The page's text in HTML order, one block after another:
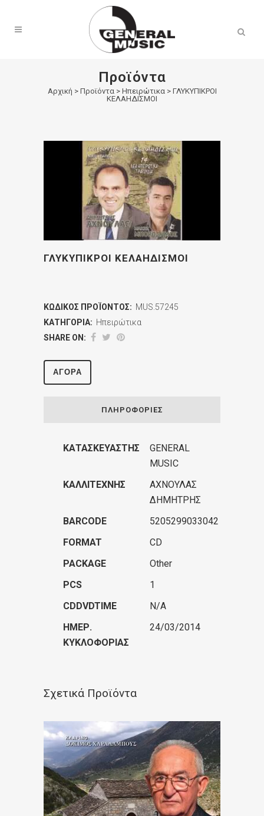
Προϊόντα
Αρχική > Προϊόντα> Ηπειρώτικα> ΓΛΥΚΥΠΙΚΡΟΙ
ΚΕΛΑΗΔΙΣΜΟΙ
ΓΛΥΚΥΠΙΚΡΟΙ ΚΕΛΑΗΔΙΣΜΟΙ
ΚΩΔΙΚΌΣ ΠΡΟΪΌΝΤΟΣ: MUS.57245
ΚΑΤΗΓΟΡΊΑ: Ηπειρώτικα
SHARE ON:
ΑΓΟΡΆ
ΠΛΗΡΟΦΟΡΊΕΣ
ΚΑΤΑΣΚΕΥΑΣΤΉΣ
GENERAL
MUSIC
ΚΑΛΛΙΤΈΧΝΗΣ
ΑΧΝΟΥΛΑΣ
ΔΗΜΗΤΡΗΣ
BARCODE
5205299033042
FORMAT
CD
PACKAGE
Other
PCS
1
CDDVDTIME
N/A
ΗΜΕΡ.
ΚΥΚΛΟΦΟΡΊΑΣ
24/03/2014
Σχετικά Προϊόντα